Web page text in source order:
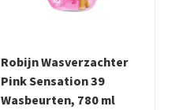
Robijn Wasverzachter
Pink Sensation 39
Wasbeurten, 780 ml